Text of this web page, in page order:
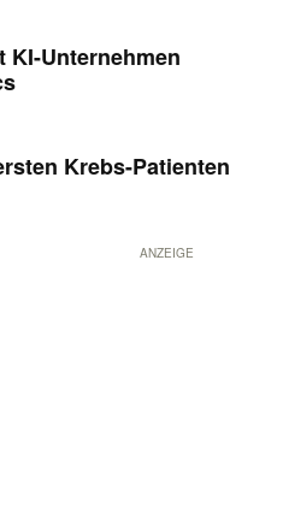
KI-Unternehmen
Krebs-Patienten
ANZEIGE